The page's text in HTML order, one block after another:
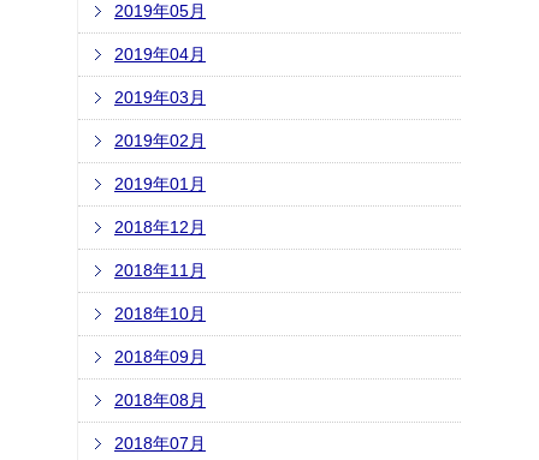
2019年05月
2019年04月
2019年03月
2019年02月
2019年01月
2018年12月
2018年11月
2018年10月
2018年09月
2018年08月
2018年07月